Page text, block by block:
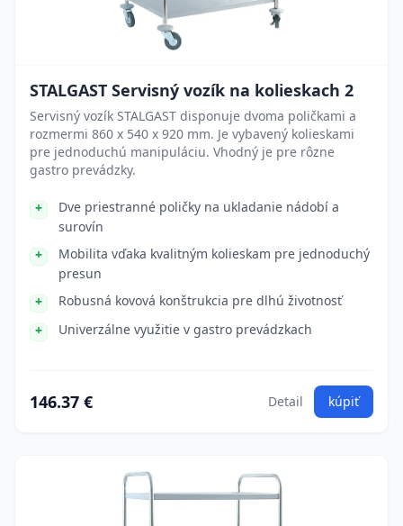
STALGAST Servisný vozík na kolieskach 2
Servisný vozík STALGAST disponuje dvoma poličkami a
rozmermi 860 x 540 x 920 mm. Je vybavený kolieskami
pre jednoduchú manipuláciu. Vhodný je pre rôzne
gastro prevádzky.
Dve priestranné poličky na ukladanie nádobí a
surovín
Mobilita vďaka kvalitným kolieskam pre jednoduchý
presun
Robusná kovová konštrukcia pre dlhú životnosť
Univerzálne využitie v gastro prevádzkach
146.37 € Detail kúpiť